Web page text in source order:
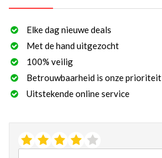
Elke dag nieuwe deals
Met de hand uitgezocht
100% veilig
Betrouwbaarheid is onze prioriteit
Uitstekende online service